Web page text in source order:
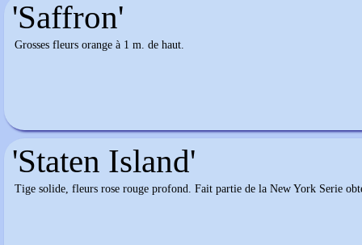
'Saffron'
Grosses fleurs orange à 1 m. de haut.
'Staten Island'
Tige solide, fleurs rose rouge profond. Fait partie de la New York Serie